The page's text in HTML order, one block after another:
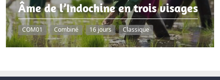
Âme de l’Indochine en trois visages
COM01 Combiné 16 jours Classique